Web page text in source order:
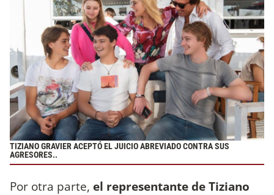
TIZIANO GRAVIER ACEPTÓ EL JUICIO ABREVIADO CONTRA SUS
AGRESORES..
Por otra parte, el representante de Tiziano